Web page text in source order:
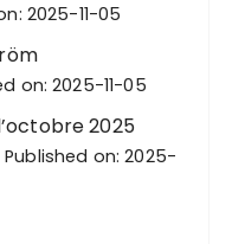
2025-11-05
on: 2025-11-05
2025
Published on: 2025-